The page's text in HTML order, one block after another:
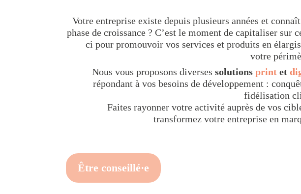
Votre entreprise existe depuis plusieurs années et
phase de croissance ? C’est le moment de capitaliser sur
ci pour promouvoir vos services et produits en
votre
Nous vous proposons diversessolutionsprint et
répondant à vos besoins de développement :
fidélisation
Faites rayonner votre activité auprès de vos
transformez votre entreprise en
Être conseillé·e